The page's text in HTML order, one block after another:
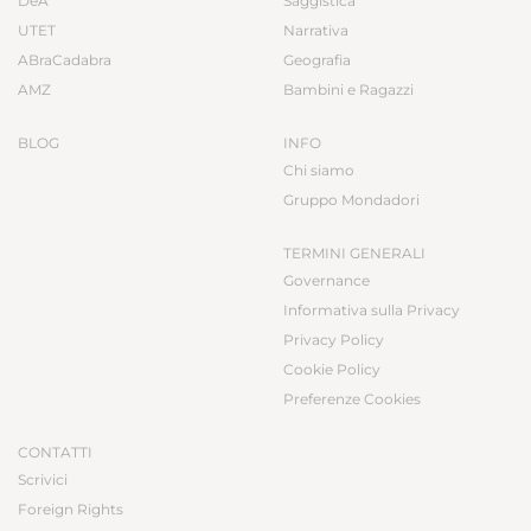
UTET
ABraCadabra
AMZ
BLOG
Narrativa
Geografia
Bambini e Ragazzi
INFO
Chi siamo
Gruppo Mondadori
TERMINI GENERALI
Governance
Informativa sulla Privacy
Privacy Policy
Cookie Policy
Preferenze Cookies
CONTATTI
Scrivici
Foreign Rights